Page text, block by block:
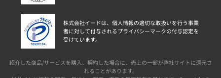
株式会社イードは、個人情報の適切な取扱いを行う事業
者に対して付与されるプライバシーマークの付与認定を
受けています。
紹介した商品/サービスを購入、契約した場合に、売上の一部が弊社サイトに還元さ
れることがあります。